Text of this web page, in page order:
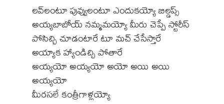
లవ్‌లంటూ పువ్వులంటూ ఎందుకయ్యో బిల్డప్స్
అయ్యబాబోయ్ నమ్మమయ్యో మీరు చెప్పే స్టోరీస్
పోసిచ్చి చూడంటారే టూ మచ్ చేసేస్తారే
అయ్యాక హ్యాండిచ్చి పోతారే
అయ్యయో అయ్యయో అయో అయి అయి
అయ్యయో
మీరసలే కంత్రీగాళ్లయ్యో